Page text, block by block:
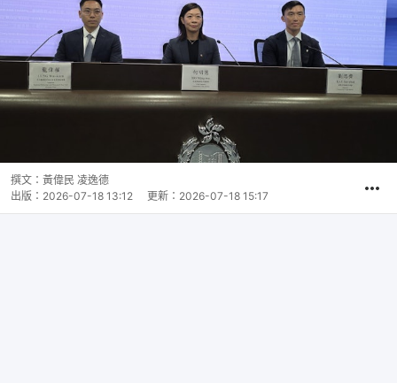
撰文： 黃偉民 凌逸德
出版： 2026-07-18 13:12 更新： 2026-07-18 15:17